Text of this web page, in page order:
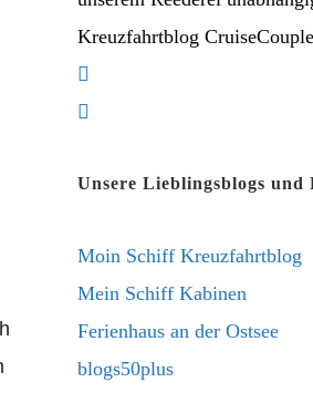
Kreuzfahrtblog
tab
new
Unsere Lieblingsblogs und
Moin Schiff Kreuzfahrtblog
Mein Schiff Kabinen
Ferienhaus an der Ostsee
blogs50plus